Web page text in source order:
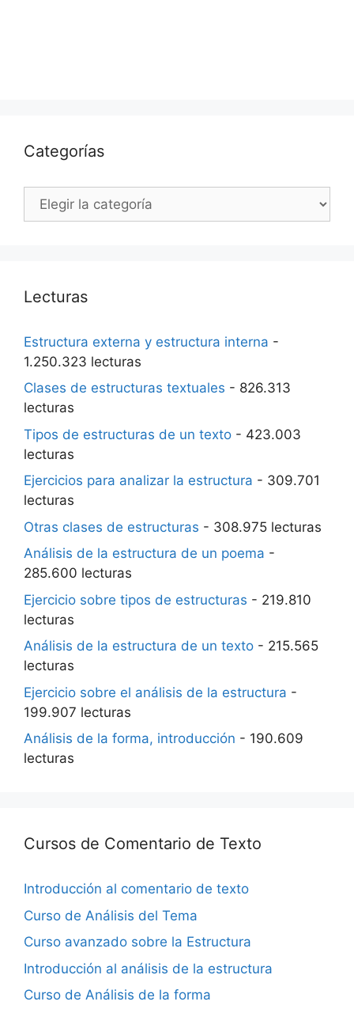
Categorías
Categorías
Lecturas
Estructura externa y estructura interna -
1.250.323 lecturas
Clases de estructuras textuales - 826.313
lecturas
Tipos de estructuras de un texto - 423.003
lecturas
Ejercicios para analizar la estructura - 309.701
lecturas
Otras clases de estructuras - 308.975 lecturas
Análisis de la estructura de un poema -
285.600 lecturas
Ejercicio sobre tipos de estructuras - 219.810
lecturas
Análisis de la estructura de un texto - 215.565
lecturas
Ejercicio sobre el análisis de la estructura -
199.907 lecturas
Análisis de la forma, introducción - 190.609
lecturas
Cursos de Comentario de Texto
Introducción al comentario de texto
Curso de Análisis del Tema
Curso avanzado sobre la Estructura
Introducción al análisis de la estructura
Curso de Análisis de la forma